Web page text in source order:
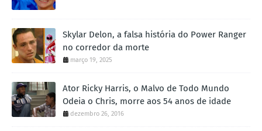
Skylar Delon, a falsa história do Power Ranger
no corredor da morte
março 19, 2025
Ator Ricky Harris, o Malvo de Todo Mundo
Odeia o Chris, morre aos 54 anos de idade
dezembro 26, 2016